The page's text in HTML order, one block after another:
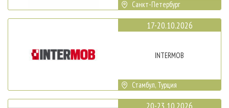
Санкт-Петербург
17-20.10.2026
INTERMOB
Стамбул, Турция